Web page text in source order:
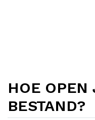
HOE
BESTAND?